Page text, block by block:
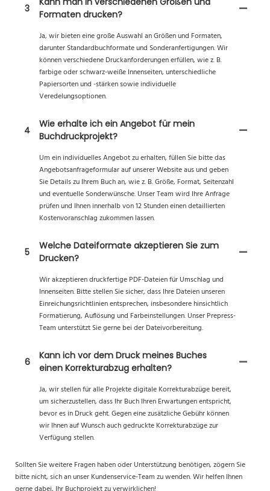
3
Formaten drucken?
Ja, wir bieten eine große Auswahl an Größen und Formaten,
darunter Standardbuchformate und Sonderanfertigungen. Wir
können verschiedene Druckanforderungen erfüllen, wie z. B.
farbige oder schwarz-weiße Innenseiten, unterschiedliche
Papiersorten und -stärken sowie individuelle
Veredelungsoptionen.
4
Wie erhalte ich ein Angebot für mein
Buchdruckprojekt?
Um ein individuelles Angebot zu erhalten, füllen Sie bitte das
Angebotsanfrageformular auf unserer Website aus und geben
Sie Details zu Ihrem Buch an, wie z. B. Größe, Format, Seitenzahl
und eventuelle Sonderwünsche. Unser Team wird Ihre Anfrage
prüfen und Ihnen innerhalb von 12 Stunden einen detaillierten
Kostenvoranschlag zukommen lassen.
5
Welche Dateiformate akzeptieren Sie zum
Drucken?
Wir akzeptieren druckfertige PDF-Dateien für Umschlag und
Innenseiten. Bitte stellen Sie sicher, dass Ihre Dateien unseren
Einreichungsrichtlinien entsprechen, insbesondere hinsichtlich
Formatierung, Auflösung und Farbeinstellungen. Unser Prepress-
Team unterstützt Sie gerne bei der Dateivorbereitung.
6
Kann ich vor dem Druck meines Buches
einen Korrekturabzug erhalten?
Ja, wir stellen für alle Projekte digitale Korrekturabzüge bereit,
um sicherzustellen, dass Ihr Buch Ihren Erwartungen entspricht,
bevor es in Druck geht. Gegen eine zusätzliche Gebühr können
wir Ihnen auf Wunsch auch gedruckte Korrekturabzüge zur
Verfügung stellen.
Sollten Sie weitere Fragen haben oder Unterstützung benötigen, zögern Sie
bitte nicht, sich an unser Kundenservice-Team zu wenden. Wir helfen Ihnen